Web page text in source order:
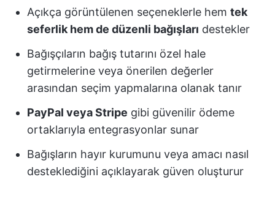
Açıkça görüntülenen seçeneklerle hem tek
seferlik hem de düzenli bağışları destekler
Bağışçıların bağış tutarını özel hale
getirmelerine veya önerilen değerler
arasından seçim yapmalarına olanak tanır
PayPal veya Stripe gibi güvenilir ödeme
ortaklarıyla entegrasyonlar sunar
Bağışların hayır kurumunu veya amacı nasıl
desteklediğini açıklayarak güven oluşturur